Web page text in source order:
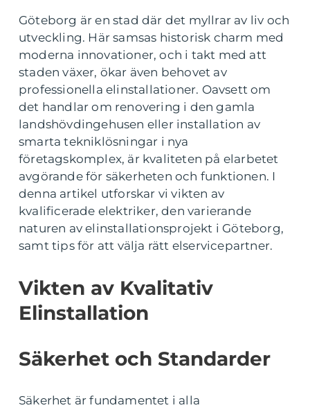
Göteborg är en stad där det myllrar av liv och
utveckling. Här samsas historisk charm med
moderna innovationer, och i takt med att
staden växer, ökar även behovet av
professionella elinstallationer. Oavsett om
det handlar om renovering i den gamla
landshövdingehusen eller installation av
smarta tekniklösningar i nya
företagskomplex, är kvaliteten på elarbetet
avgörande för säkerheten och funktionen. I
denna artikel utforskar vi vikten av
kvalificerade elektriker, den varierande
naturen av elinstallationsprojekt i Göteborg,
samt tips för att välja rätt elservicepartner.
Vikten av Kvalitativ
Elinstallation
Säkerhet och Standarder
Säkerhet är fundamentet i alla